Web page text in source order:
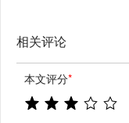
相关评论
本文评分*